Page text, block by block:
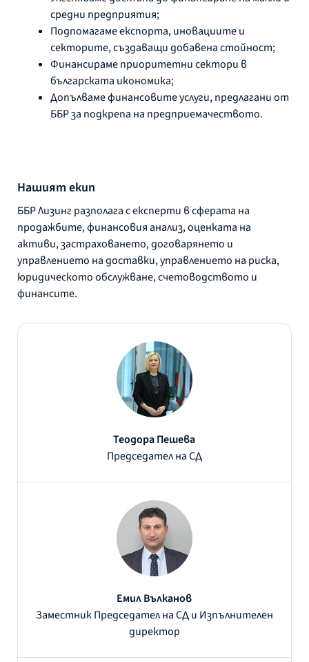
средни предприятия;
Подпомагаме експорта, иновациите и
секторите, създаващи добавена стойност;
Финансираме приоритетни сектори в
българската икономика;
Допълваме финансовите услуги, предлагани от
ББР за подкрепа на предприемачеството.
Нашият екип
ББР Лизинг разполага с експерти в сферата на
продажбите, финансовия анализ, оценката на
активи, застраховането, договарянето и
управлението на доставки, управлението на риска,
юридическото обслужване, счетоводството и
финансите.
Теодора Пешева
Председател на СД
Емил Вълканов
Заместник Председател на СД и Изпълнителен
директор